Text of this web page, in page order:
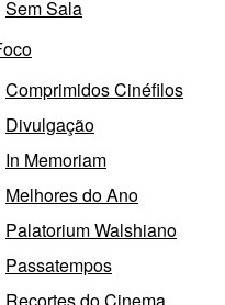
Sem Sala
Comprimidos Cinéfilos
Divulgação
In Memoriam
Melhores do Ano
Palatorium Walshiano
Passatempos
Recortes do Cinema